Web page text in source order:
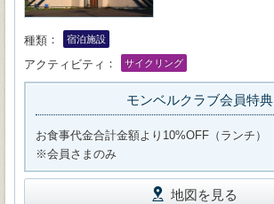
種類 宿泊施設
アクティビティ サイクリング
モンベルクラブ会員特典
お食事代金合計金額より10%OFF（ランチ）
※会員さまのみ
地図を見る